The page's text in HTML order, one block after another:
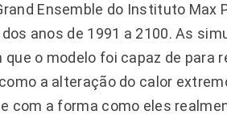
Ensemble do Instituto Max
anos de 1991 a 2100. As
que o modelo foi capaz de para
a alteração do calor
com a forma como eles